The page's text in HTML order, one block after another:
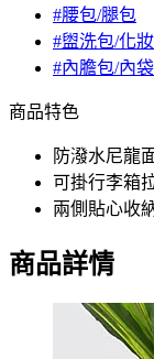
#腰包/腿包
#盥洗包/化
#內膽包/內袋
商品特色
防潑水尼龍
可掛行李箱
兩側貼心收
商品詳情